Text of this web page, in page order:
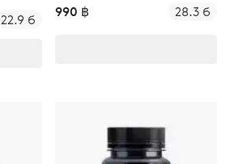
22.9 б 990 ฿ 28.3 б